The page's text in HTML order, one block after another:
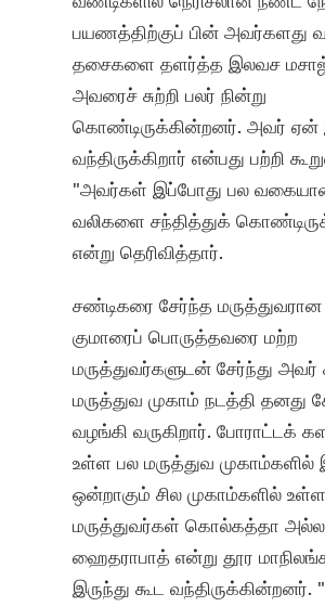
பயணத்திற்குப் பின் அவர்களது
தசைகளை தளர்த்த இலவச
அவரைச் சுற்றி பலர் நின்று
கொண்டிருக்கின்றனர். அவர் ஏன்
வந்திருக்கிறார் என்பது பற்றி
"அவர்கள் இப்போது பல
வலிகளை சந்தித்துக்
என்று தெரிவித்தார்.
சண்டிகரை சேர்ந்த மருத்துவரான
குமாரைப் பொருத்தவரை மற்ற
மருத்துவர்களுடன் சேர்ந்து அவர்
மருத்துவ முகாம் நடத்தி தனது
வழங்கி வருகிறார். போராட்டக்
உள்ள பல மருத்துவ முகாம்களில்
ஒன்றாகும் சில முகாம்களில் உள்ள
மருத்துவர்கள் கொல்கத்தா
ஹைதராபாத் என்று தூர
இருந்து கூட வந்திருக்கின்றனர்.